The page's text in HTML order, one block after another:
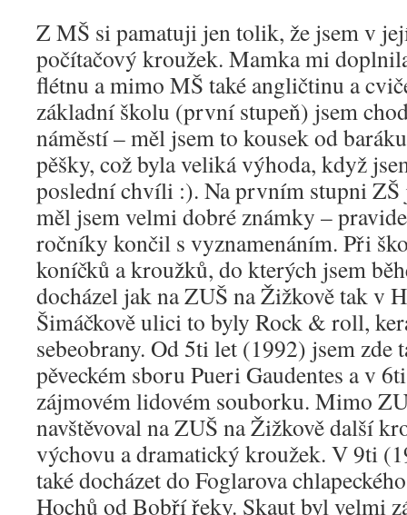
Z MŠ si pamatuji jen tolik, že jsem v
počítačový kroužek. Mamka mi
flétnu a mimo MŠ také angličtinu a
základní školu (první stupeň) jsem
náměstí – měl jsem to kousek od
pěšky, což byla veliká výhoda, když
poslední chvíli :). Na prvním stupni ZŠ
měl jsem velmi dobré známky –
ročníky končil s vyznamenáním. Při
koníčků a kroužků, do kterých jsem
docházel jak na ZUŠ na Žižkově tak v
Šimáčkově ulici to byly Rock & roll,
sebeobrany. Od 5ti let (1992) jsem zde
pěveckém sboru Pueri Gaudentes a v
zájmovém lidovém souborku. Mimo
navštěvoval na ZUŠ na Žižkově další
výchovu a dramatický kroužek. V 9ti
také docházet do Foglarova
Hochů od Bobří řeky. Skaut byl velmi